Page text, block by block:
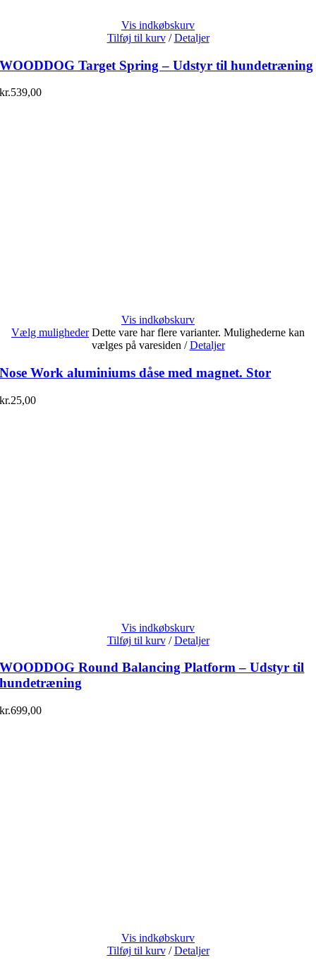
Vis indkøbskurv
Tilføj til kurv / Detaljer
WOODDOG Target Spring – Udstyr til hundetræning
kr.539,00
Vis indkøbskurv
Vælg muligheder Dette vare har flere varianter. Mulighederne kan
vælges på varesiden / Detaljer
Nose Work aluminiums dåse med magnet. Stor
kr.25,00
Vis indkøbskurv
Tilføj til kurv / Detaljer
WOODDOG Round Balancing Platform – Udstyr til
hundetræning
kr.699,00
Vis indkøbskurv
Tilføj til kurv / Detaljer